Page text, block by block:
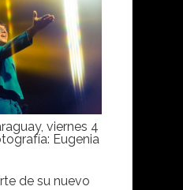
viernes 4
Eugenia
de su nuevo